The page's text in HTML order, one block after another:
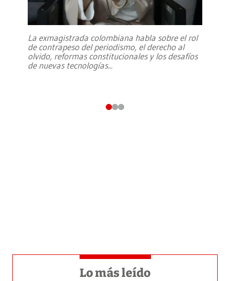
La exmagistrada colombiana habla sobre el rol
de contrapeso del periodismo, el derecho al
olvido, reformas constitucionales y los desafíos
de nuevas tecnologías...
Lo más leído